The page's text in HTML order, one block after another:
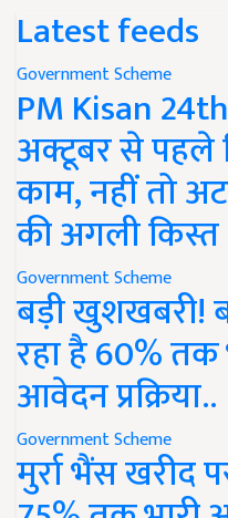
Latest feeds
Government Scheme
PM Kisan
अक्टूबर से पहले
काम, नहीं तो
की अगली किस्त
Government Scheme
बड़ी खुशखबरी!
रहा है 60% तक
आवेदन प्रक्रिया..
Government Scheme
मुर्रा भैंस खरीद